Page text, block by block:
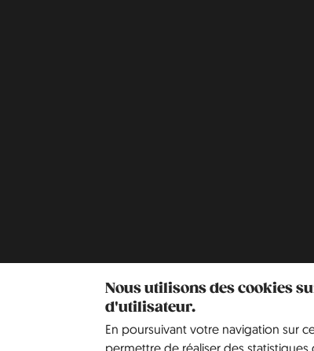
Nous utilisons des cookies
d'utilisateur.
En poursuivant votre navigation sur
permettre de réaliser des statistiques